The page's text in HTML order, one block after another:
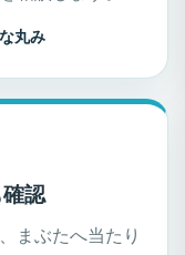
丸み
認
まぶたへ当たり